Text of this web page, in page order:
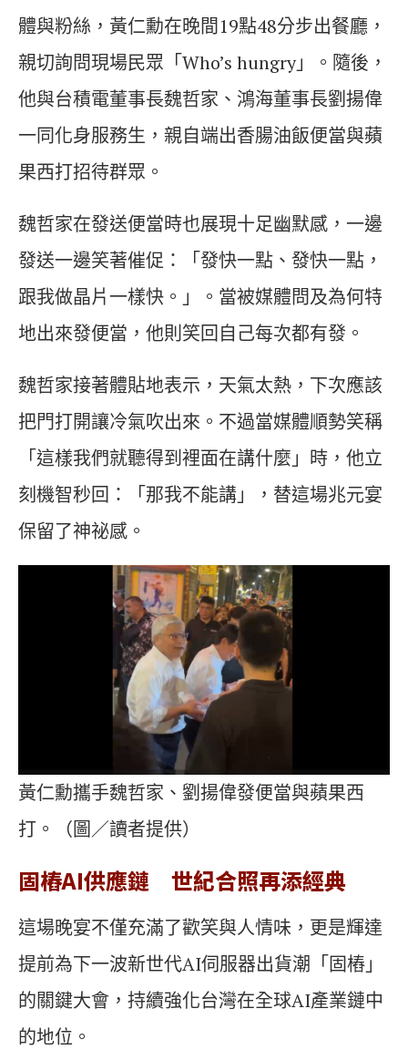
體與粉絲，黃仁勳在晚間19點48分步出餐廳，
親切詢問現場民眾「Who’s hungry」。隨後，
他與台積電董事長魏哲家、鴻海董事長劉揚偉
一同化身服務生，親自端出香腸油飯便當與蘋
果西打招待群眾。
魏哲家在發送便當時也展現十足幽默感，一邊
發送一邊笑著催促：「發快一點、發快一點，
跟我做晶片一樣快。」。當被媒體問及為何特
地出來發便當，他則笑回自己每次都有發。
魏哲家接著體貼地表示，天氣太熱，下次應該
把門打開讓冷氣吹出來。不過當媒體順勢笑稱
「這樣我們就聽得到裡面在講什麼」時，他立
刻機智秒回：「那我不能講」，替這場兆元宴
保留了神祕感。
黃仁勳攜手魏哲家、劉揚偉發便當與蘋果西
打。（圖／讀者提供）
固樁AI供應鏈 世紀合照再添經典
這場晚宴不僅充滿了歡笑與人情味，更是輝達
提前為下一波新世代AI伺服器出貨潮「固樁」
的關鍵大會，持續強化台灣在全球AI產業鏈中
的地位。